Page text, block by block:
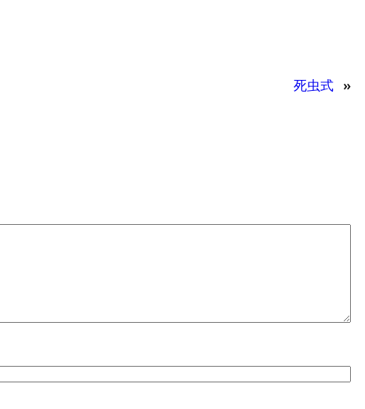
死虫式 »